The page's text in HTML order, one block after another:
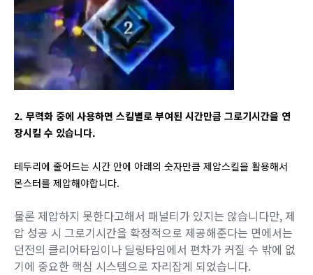
2. 무력화 중에 사용하면 스킬별로 부여된 시간만큼 그로기시간을 연
장시킬 수 있습니다.
테두리에 줄어드는 시간 안에 아래의 숫자만큼 제압스킬을 활용해서
몬스터를 제압해야합니다.
물론 제압하지 못한다고해서 패널티가 있지는 않습니다만, 제
압 성공 시 그로기시간을 확정적으로 제공해준다는 면에서는
던전의 클리어타임이나 딜링타임에서 편차가 커질 수 밖에 없
기에 중요한 핵심 시스템으로 자리잡게 되었습니다.